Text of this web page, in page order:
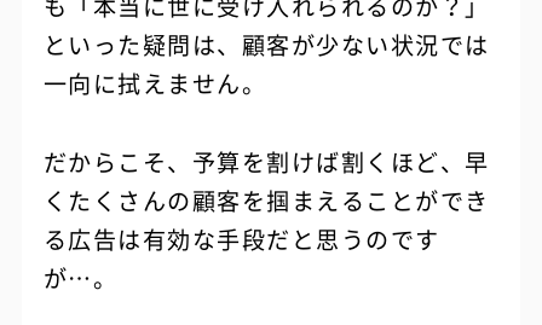
といった疑問は、顧客が少ない状況では
一向に拭えません。
だからこそ、予算を割けば割くほど、早
くたくさんの顧客を掴まえることができ
る広告は有効な手段だと思うのです
が…。